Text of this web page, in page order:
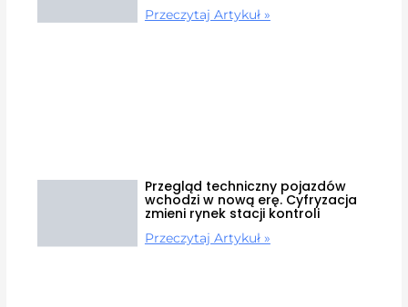
Przeczytaj Artykuł »
Przegląd techniczny pojazdów
wchodzi w nową erę. Cyfryzacja
zmieni rynek stacji kontroli
Przeczytaj Artykuł »